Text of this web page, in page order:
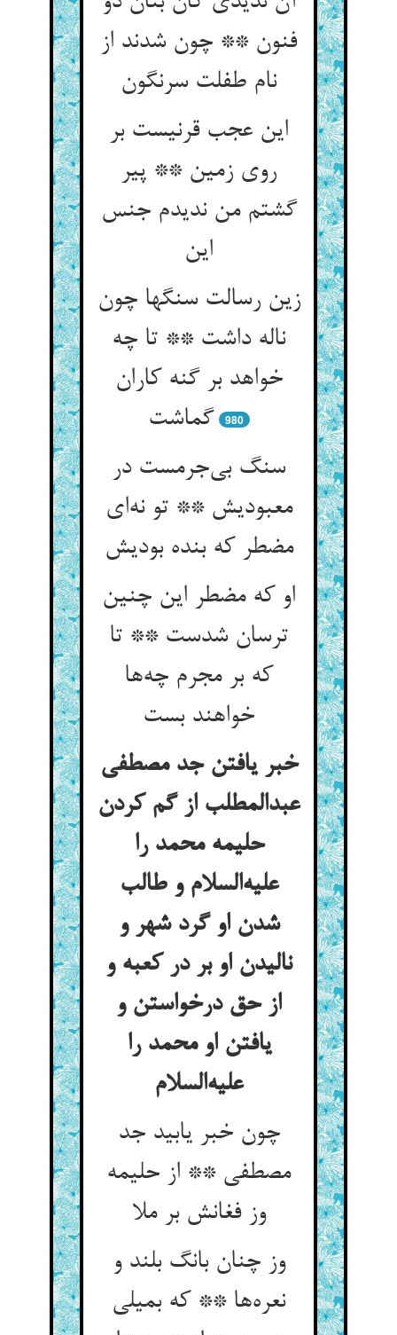
فنون ** چون شدند از
نام طفلت سرنگون
این عجب قرنیست بر
روی زمین ** پیر
گشتم من ندیدم جنس
این
زین رسالت سنگها چون
ناله داشت ** تا چه
خواهد بر گنه کاران
گماشت
980
سنگ بی‌جرمست در
معبودیش ** تو نه‌ای
مضطر که بنده بودیش
او که مضطر این چنین
ترسان شدست ** تا
که بر مجرم چه‌ها
خواهند بست
خبر یافتن جد مصطفی
عبدالمطلب از گم کردن
حلیمه محمد را
علیه‌السلام و طالب
شدن او گرد شهر و
نالیدن او بر در کعبه و
از حق درخواستن و
یافتن او محمد را
علیه‌السلام
چون خبر یابید جد
مصطفی ** از حلیمه
وز فغانش بر ملا
وز چنان بانگ بلند و
نعره‌ها ** که بمیلی